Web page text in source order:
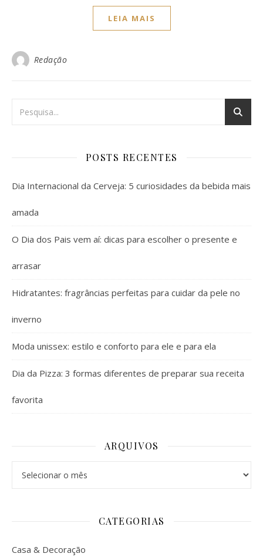
LEIA MAIS
Redação
POSTS RECENTES
Dia Internacional da Cerveja: 5 curiosidades da bebida mais
amada
O Dia dos Pais vem aí: dicas para escolher o presente e
arrasar
Hidratantes: fragrâncias perfeitas para cuidar da pele no
inverno
Moda unissex: estilo e conforto para ele e para ela
Dia da Pizza: 3 formas diferentes de preparar sua receita
favorita
ARQUIVOS
CATEGORIAS
Casa & Decoração